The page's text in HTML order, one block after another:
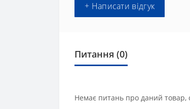
+ Написати відгук
Питання (0)
Немає питань про даний товар,